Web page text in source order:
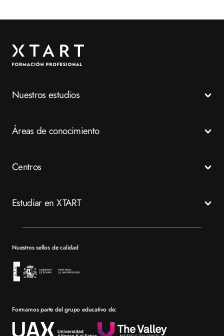
Nuestros estudios
Grados Medios
Especializaciones
Áreas de conocimiento
Emergencias
Tech
Centros
Murcia
Estudiar en XTART
Bolsa de empleo
Por qué elegir XTART
Reconocimientos
Nuestros sellos de calidad
Formamos parte del grupo educativo de: